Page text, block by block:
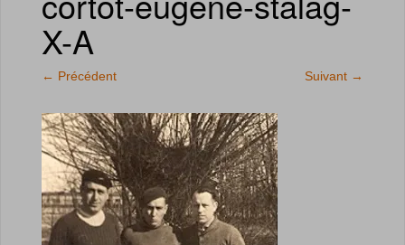
X-A
← Précédent Suivant →